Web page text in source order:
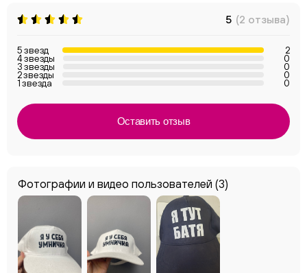
Фотографии и видео пользователей (3)
5 (2 отзыва)
5 звезд 2
4 звезды 0
3 звезды 0
2 звезды 0
1 звезда 0
Оставить отзыв